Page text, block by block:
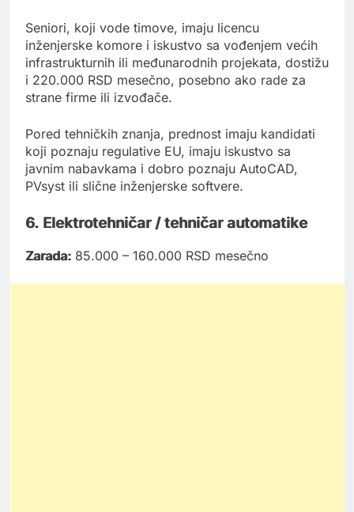
Seniori, koji vode timove, imaju licencu
inženjerske komore i iskustvo sa vođenjem većih
infrastrukturnih ili međunarodnih projekata, dostižu
i 220.000 RSD mesečno, posebno ako rade za
strane firme ili izvođače.
Pored tehničkih znanja, prednost imaju kandidati
koji poznaju regulative EU, imaju iskustvo sa
javnim nabavkama i dobro poznaju AutoCAD,
PVsyst ili slične inženjerske softvere.
6. Elektrotehničar / tehničar automatike
Zarada: 85.000 – 160.000 RSD mesečno